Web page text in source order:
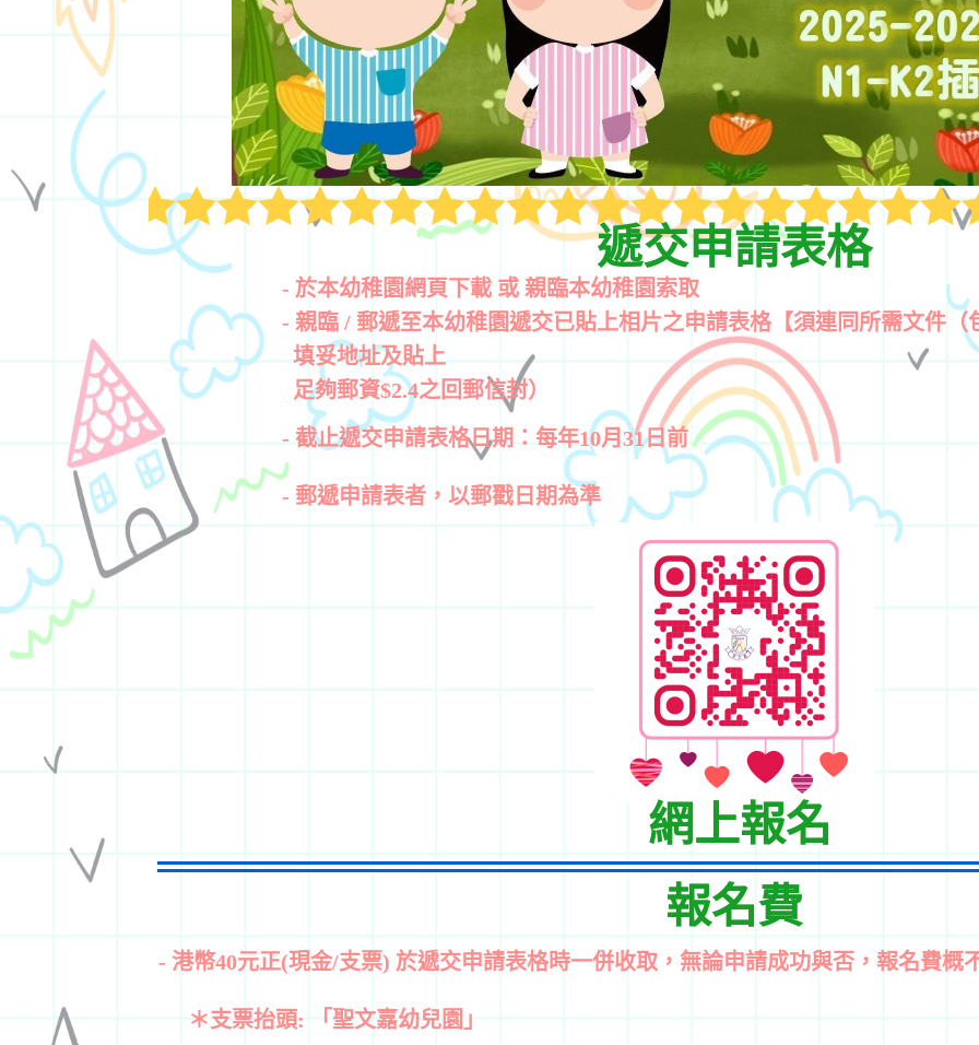
遞交申請表格
- ​於本幼稚園網頁下載 或 親臨本幼稚園索取
- 親臨 / 郵遞至本幼稚園遞交已貼上相片之申請表格【須連同所需文件（
填妥地址及貼上
足夠郵資$2.4之回郵信封）
- 截止遞交申請表格日期：每年10月31日前
- 郵遞申請表者，以郵戳日期為準
網上報名
報名費
- 港幣40元正(現金/支票) 於遞交申請表格時一併收取，無論申請成功與否，報名費概
＊支票抬頭: 「聖文嘉幼兒園」